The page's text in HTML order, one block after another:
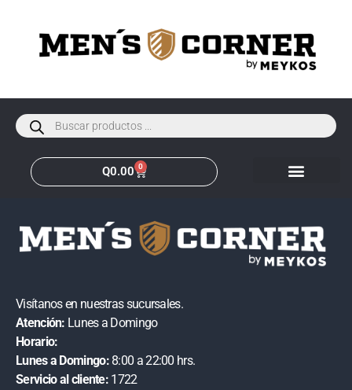
Q0.00 0
Visítanos en nuestras sucursales.
Atención: Lunes a Domingo
Horario:
Lunes a Domingo:8:00 a 22:00 hrs.
Servicio al cliente: 1722